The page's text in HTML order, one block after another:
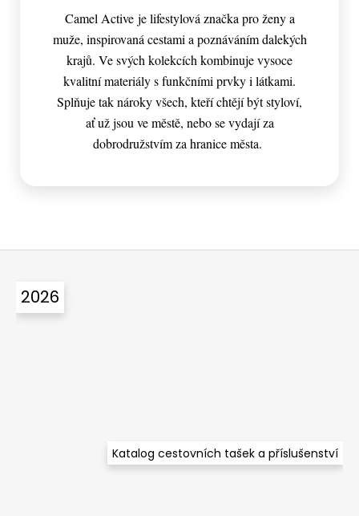
Camel Active je lifestylová značka pro ženy a
muže, inspirovaná cestami a poznáváním dalekých
krajů. Ve svých kolekcích kombinuje vysoce
kvalitní materiály s funkčními prvky i látkami.
Splňuje tak nároky všech, kteří chtějí být styloví,
ať už jsou ve městě, nebo se vydají za
dobrodružstvím za hranice města.
Z
2026
Katalog cestovních tašek a příslušenství